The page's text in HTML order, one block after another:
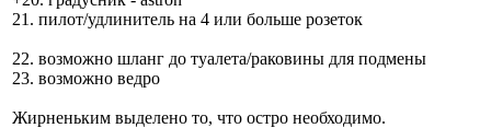
21. пилот/удлинитель на 4 или больше розеток
22. возможно шланг до туалета/раковины для подмены
23. возможно ведро
Жирненьким выделено то, что остро необходимо.